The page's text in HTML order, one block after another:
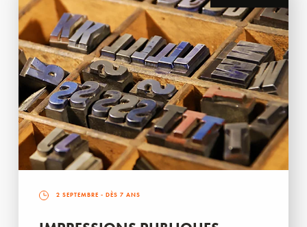
2 SEPTEMBRE - DÈS 7 ANS